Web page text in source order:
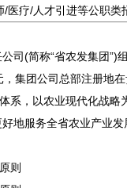
/医疗/人才引进等公职类
(简称“省农发集团”)
集团公司总部注册地在
系，以农业现代化战
地服务全省农业产业发
则